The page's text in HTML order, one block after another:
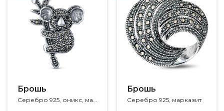
Брошь
Серебро 925, оникс, марказит
Брошь
Серебро 925, марказит